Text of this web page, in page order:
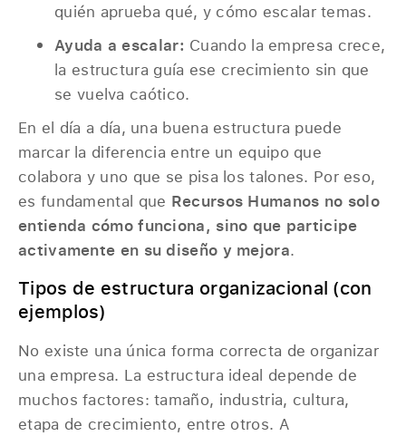
quién aprueba qué, y cómo escalar temas.
Ayuda a escalar: Cuando la empresa crece,
la estructura guía ese crecimiento sin que
se vuelva caótico.
En el día a día, una buena estructura puede
marcar la diferencia entre un equipo que
colabora y uno que se pisa los talones. Por eso,
es fundamental que Recursos Humanos no solo
entienda cómo funciona, sino que participe
activamente en su diseño y mejora.
Tipos de estructura organizacional (con
ejemplos)
No existe una única forma correcta de organizar
una empresa. La estructura ideal depende de
muchos factores: tamaño, industria, cultura,
etapa de crecimiento, entre otros. A